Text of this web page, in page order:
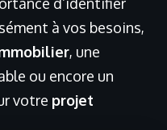
à vos besoins,
, une
ou encore un
votre projet